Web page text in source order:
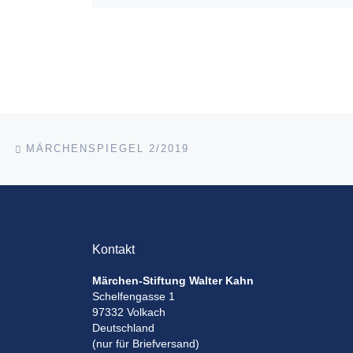
Beitragsnavigation
MÄRCHENSPIEGEL 2/2019
Kontakt
Märchen-Stiftung Walter Kahn
Schelfengasse 1
97332 Volkach
Deutschland
(nur für Briefversand)